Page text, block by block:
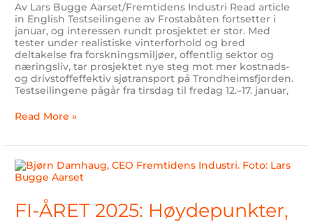
Av Lars Bugge Aarset/Fremtidens Industri Read article
in English Testseilingene av Frostabåten fortsetter i
januar, og interessen rundt prosjektet er stor. Med
tester under realistiske vinterforhold og bred
deltakelse fra forskningsmiljøer, offentlig sektor og
næringsliv, tar prosjektet nye steg mot mer kostnads-
og drivstoffeffektiv sjøtransport på Trondheimsfjorden.
Testseilingene pågår fra tirsdag til fredag 12.–17. januar,
Read More »
FI-ÅRET 2025: Høydepunkter,
FI-
ÅRET
Høydepunkter,
milepæler